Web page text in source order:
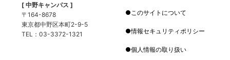
[ 中野キャンパス ]
〒164-8678
東京都中野区本町2-9-5
TEL：03-3372-1321
このサイトについて
情報セキュリティポリシー
個人情報の取り扱い